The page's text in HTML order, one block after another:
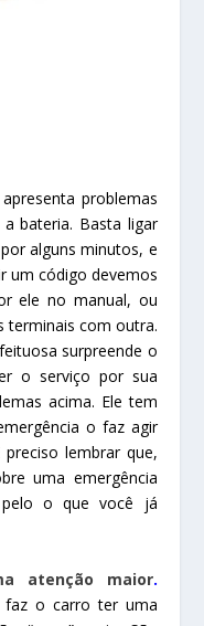
problemas
bateria. Basta ligar
alguns minutos, e
um código devemos
ele no manual, ou
terminais com outra.
surpreende o
o serviço por sua
acima. Ele tem
o faz agir
lembrar que,
uma emergência
pelo o que você já
atenção maior.
faz o carro ter uma